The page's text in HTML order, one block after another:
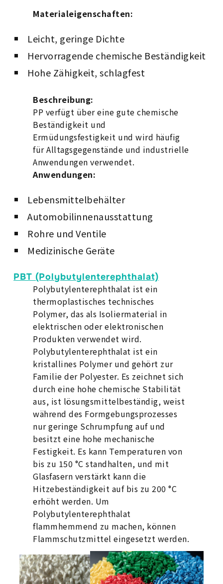
Materialeigenschaften:
Leicht, geringe Dichte
Hervorragende chemische Beständigkeit
Hohe Zähigkeit, schlagfest
Beschreibung:
PP verfügt über eine gute chemische
Beständigkeit und
Ermüdungsfestigkeit und wird häufig
für Alltagsgegenstände und industrielle
Anwendungen verwendet.
Anwendungen:
Lebensmittelbehälter
Automobilinnenausstattung
Rohre und Ventile
Medizinische Geräte
PBT (Polybutylenterephthalat)
Polybutylenterephthalat ist ein
thermoplastisches technisches
Polymer, das als Isoliermaterial in
elektrischen oder elektronischen
Produkten verwendet wird.
Polybutylenterephthalat ist ein
kristallines Polymer und gehört zur
Familie der Polyester. Es zeichnet sich
durch eine hohe chemische Stabilität
aus, ist lösungsmittelbeständig, weist
während des Formgebungsprozesses
nur geringe Schrumpfung auf und
besitzt eine hohe mechanische
Festigkeit. Es kann Temperaturen von
bis zu 150 °C standhalten, und mit
Glasfasern verstärkt kann die
Hitzebeständigkeit auf bis zu 200 °C
erhöht werden. Um
Polybutylenterephthalat
flammhemmend zu machen, können
Flammschutzmittel eingesetzt werden.